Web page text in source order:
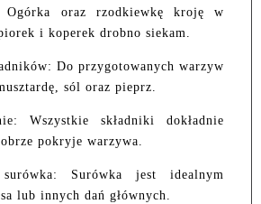
Ogórka oraz rzodkiewkę kroję w
i koperek drobno siekam.
Do przygotowanych warzyw
sól oraz pieprz.
Wszystkie składniki dokładnie
pokryje warzywa.
Surówka jest idealnym
lub innych dań głównych.